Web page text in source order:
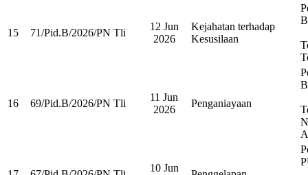
15 71/Pid.B/2026/PN Tli
12 Jun
2026
Kejahatan terhadap
Kesusilaan
16 69/Pid.B/2026/PN Tli
11 Jun
2026
Penganiayaan
10 Jun